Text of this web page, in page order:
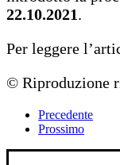
22.10.2021.
Per leggere
© Riproduzione
Precedente
Prossimo